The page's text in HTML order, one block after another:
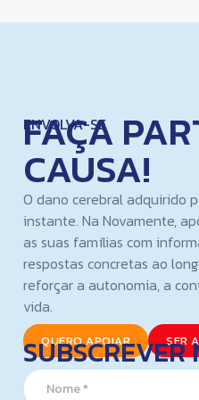
ENVOLVA-SE
FAÇA
CAUSA!
O dano cerebral adquirido
instante. Na Novamente,
as suas famílias com
respostas concretas ao
reforçar a autonomia, a
vida.
QUERO APOIAR SER
SUBSCREVER
N
a